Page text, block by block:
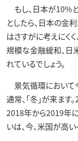
もし、日本が10%
としたら、日本の金
はさすがに考えにく
規模な金融緩和、日
れているでしょう。
景気循環において今
通常、「冬」が来ます
2018年から2019年に
いは、今、米国が高